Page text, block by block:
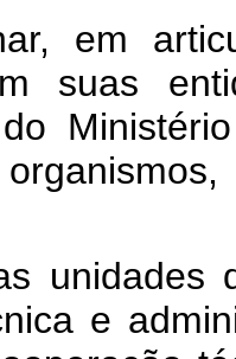
em
suas
do
unidades
e